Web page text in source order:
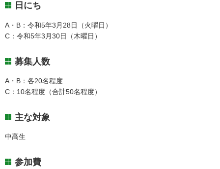
日にち
A・B：令和5年3月28日（火曜日）
C：令和5年3月30日（木曜日）
募集人数
A・B：各20名程度
C：10名程度（合計50名程度）
主な対象
中高生
参加費